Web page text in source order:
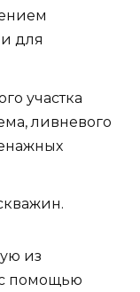
для
участка
ливневого
из
помощью